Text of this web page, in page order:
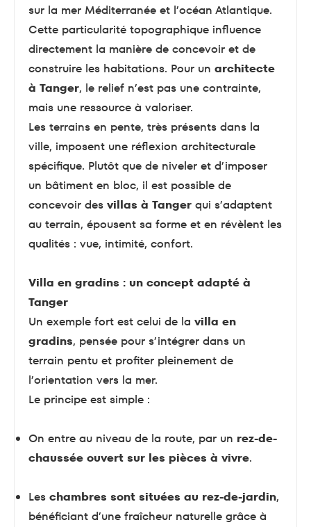
sur la mer Méditerranée et l’océan Atlantique.
Cette particularité topographique influence
directement la manière de concevoir et de
construire les habitations. Pour un architecte
à Tanger, le relief n’est pas une contrainte,
mais une ressource à valoriser.
Les terrains en pente, très présents dans la
ville, imposent une réflexion architecturale
spécifique. Plutôt que de niveler et d’imposer
un bâtiment en bloc, il est possible de
concevoir des villas à Tanger qui s’adaptent
au terrain, épousent sa forme et en révèlent les
qualités : vue, intimité, confort.
Villa en gradins : un concept adapté à
Tanger
Un exemple fort est celui de la villa en
gradins, pensée pour s’intégrer dans un
terrain pentu et profiter pleinement de
l’orientation vers la mer.
Le principe est simple :
On entre au niveau de la route, par un rez-de-
chaussée ouvert sur les pièces à vivre.
Les chambres sont situées au rez-de-jardin,
bénéficiant d’une fraîcheur naturelle grâce à